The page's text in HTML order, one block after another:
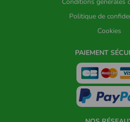
Politique de
Cookies
PAIEMENT